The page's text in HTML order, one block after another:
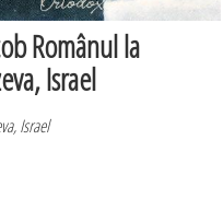
Românul la
Israel
Israel